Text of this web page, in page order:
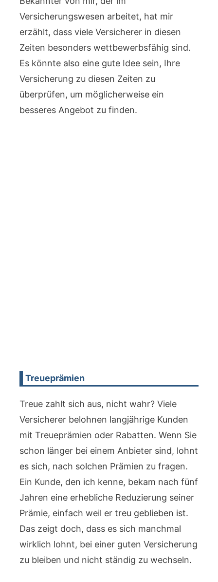
Versicherungswesen arbeitet, hat mir
erzählt, dass viele Versicherer in diesen
Zeiten besonders wettbewerbsfähig sind.
Es könnte also eine gute Idee sein, Ihre
Versicherung zu diesen Zeiten zu
überprüfen, um möglicherweise ein
besseres Angebot zu finden.
Treueprämien
Treue zahlt sich aus, nicht wahr? Viele
Versicherer belohnen langjährige Kunden
mit Treueprämien oder Rabatten. Wenn Sie
schon länger bei einem Anbieter sind, lohnt
es sich, nach solchen Prämien zu fragen.
Ein Kunde, den ich kenne, bekam nach fünf
Jahren eine erhebliche Reduzierung seiner
Prämie, einfach weil er treu geblieben ist.
Das zeigt doch, dass es sich manchmal
wirklich lohnt, bei einer guten Versicherung
zu bleiben und nicht ständig zu wechseln.